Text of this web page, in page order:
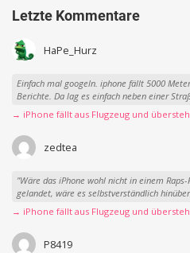
Letzte Kommentare
HaPe_Hurz
Einfach mal googeln. iphone fällt 5000
Berichte. Da lag es einfach neben einer
→ iPhone fällt aus Flugzeug und
zedtea
"Wäre das iPhone wohl nicht in einem
gelandet, wäre es selbstverständlich hinüber
→ iPhone fällt aus Flugzeug und
P8419